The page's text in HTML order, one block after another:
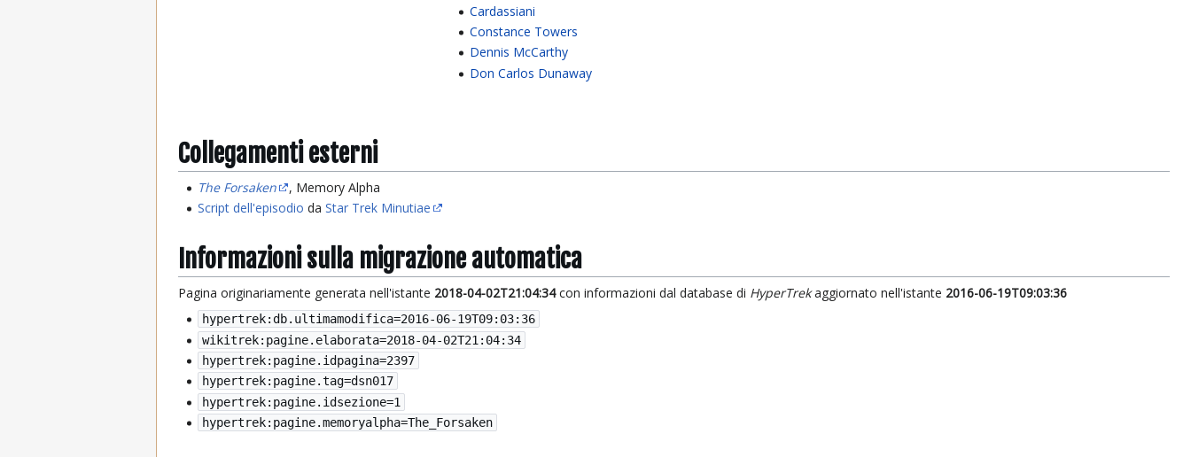
Cardassiani
Constance Towers
Dennis McCarthy
Don Carlos Dunaway
Collegamenti esterni
The Forsaken
, Memory Alpha
Script dell'episodio daStar Trek Minutiae
Informazioni sulla migrazione automatica
Pagina originariamente generata nell'istante 2018-04-02T21:04:34con informazioni dal database di HyperTrekaggiornato nell'istante 2016-06-19T09:03:36
hypertrek:db.ultimamodifica=2016-06-19T09:03:36
wikitrek:pagine.elaborata=2018-04-02T21:04:34
hypertrek:pagine.idpagina=2397
hypertrek:pagine.tag=dsn017
hypertrek:pagine.idsezione=1
hypertrek:pagine.memoryalpha=The_Forsaken